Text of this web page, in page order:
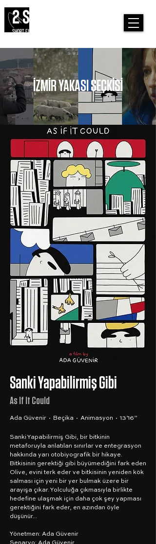
2 SIDES
SHORT FILM FESTIVAL
İZMİR YAKASI SEÇKİSİ
Sanki Yapabilirmiş Gibi
As If It Could
Ada Güvenir · Beçika · Animasyon · 13’16”
Sanki Yapabilirmiş Gibi, bir bitkinin
metaforuyla anlatılan sınırlar ve entegrasyon
hakkında yarı otobiyografik bir hikaye.
Bitkisinin gerektiği gibi büyümediğini fark eden
Olive, evini terk eder ve bitkisinin yeniden kök
salması için yeni bir yer bulmak üzere bir
arayışa çıkar. Yolculuğa çıkmasıyla birlikte
hedefine ulaşmak için daha çok şey yapması
gerektiğini fark eder, en azından öyle
düşünür...
Yönetmen: Ada Güvenir